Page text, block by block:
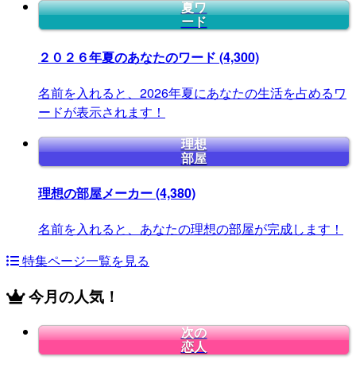
夏ワ
ード
２０２６年夏のあなたのワード (4,300)
名前を入れると、2026年夏にあなたの生活を占めるワ
ードが表示されます！
理想
部屋
理想の部屋メーカー(4,380)
名前を入れると、あなたの理想の部屋が完成します！
特集ページ一覧を見る
今月の人気！
次の
恋人